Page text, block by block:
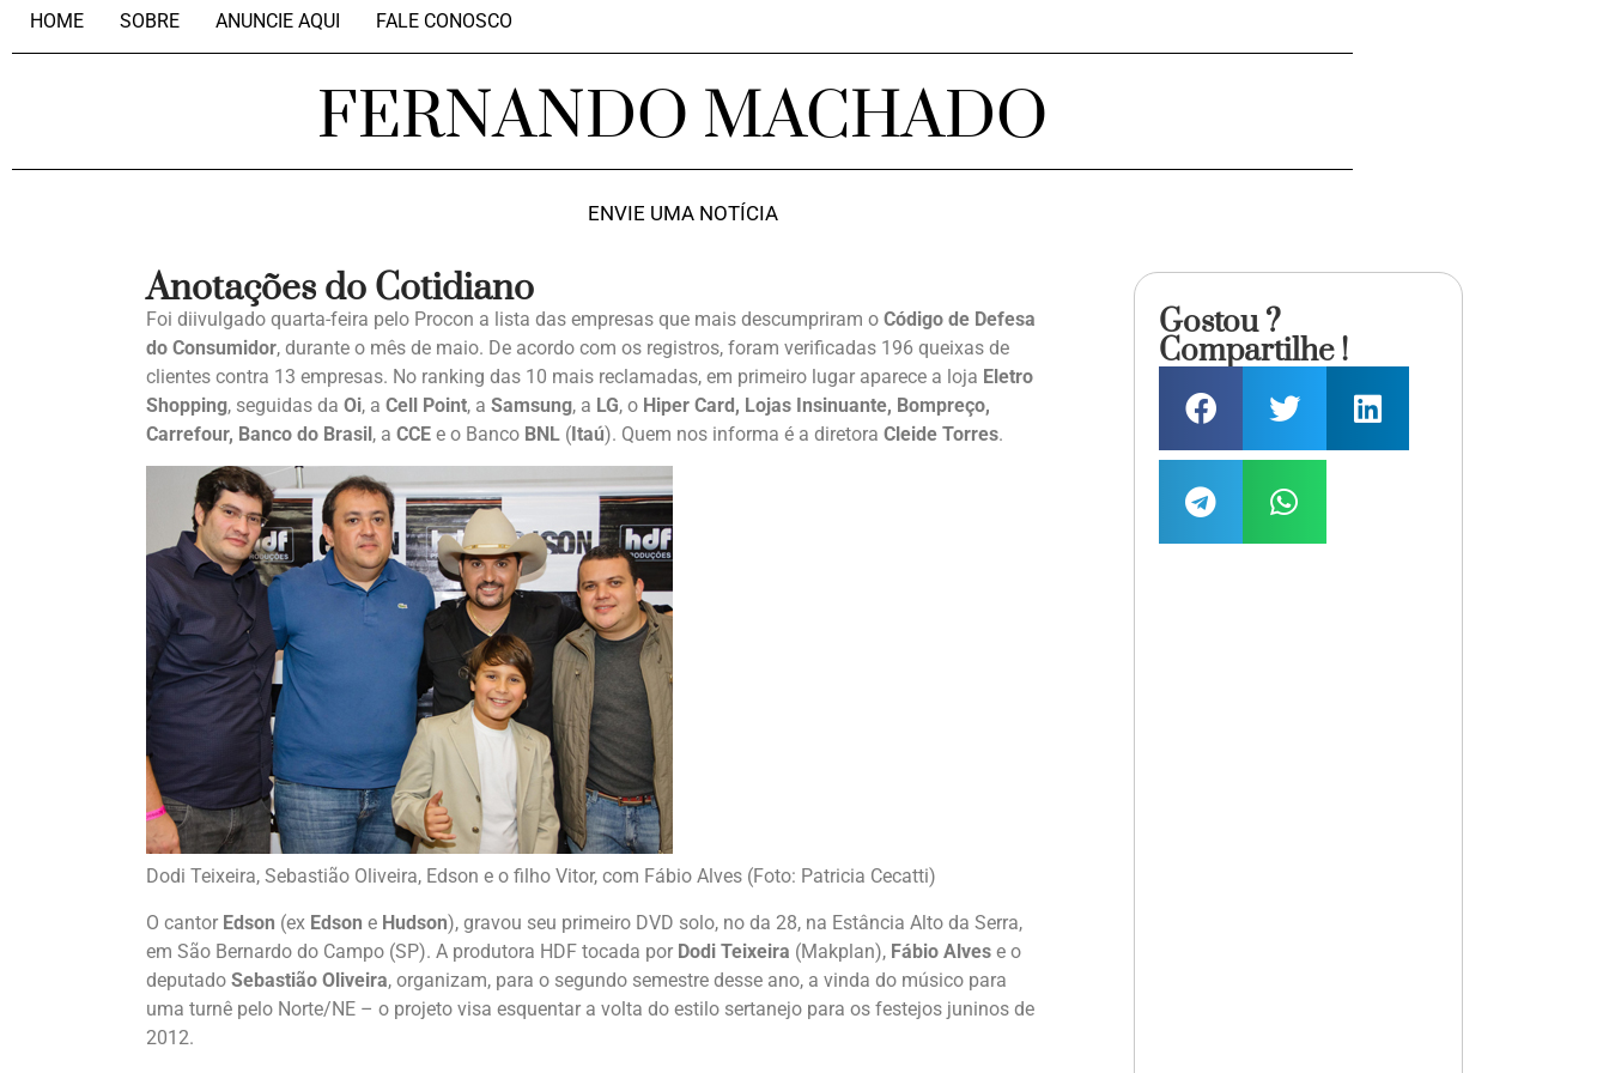
HOME SOBRE ANUNCIE AQUI FALE CONOSCO
FERNANDO MACHADO
ENVIE UMA NOTÍCIA
Anotações do Cotidiano
Foi diivulgado quarta-feira pelo Procon a lista das empresas que mais descumpriram o Código de Defesa
do Consumidor, durante o mês de maio. De acordo com os registros, foram verificadas 196 queixas de
clientes contra 13 empresas. No ranking das 10 mais reclamadas, em primeiro lugar aparece a loja Eletro
Shopping, seguidas da Oi, a Cell Point, a Samsung, a LG, o Hiper Card, Lojas Insinuante, Bompreço,
Carrefour, Banco do Brasil, a CCE e o Banco BNL (Itaú). Quem nos informa é a diretora Cleide Torres.
Dodi Teixeira, Sebastião Oliveira, Edson e o filho Vitor, com Fábio Alves (Foto: Patricia Cecatti)
O cantor Edson (ex Edson e Hudson), gravou seu primeiro DVD solo, no da 28, na Estância Alto da Serra,
em São Bernardo do Campo (SP). A produtora HDF tocada por Dodi Teixeira (Makplan), Fábio Alves e o
deputado Sebastião Oliveira, organizam, para o segundo semestre desse ano, a vinda do músico para
uma turnê pelo Norte/NE – o projeto visa esquentar a volta do estilo sertanejo para os festejos juninos de
2012.
Gostou ?
Compartilhe !